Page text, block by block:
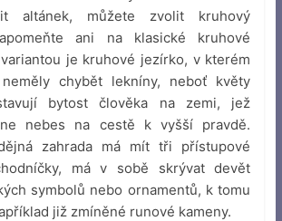
altánek, můžete zvolit kruhový
ani na klasické kruhové
je kruhové jezírko, v kterém
chybět lekníny, neboť květy
bytost člověka na zemi, jež
nebes na cestě k vyšší pravdě.
zahrada má mít tři přístupové
má v sobě skrývat devět
symbolů nebo ornamentů, k tomu
již zmíněné runové kameny.